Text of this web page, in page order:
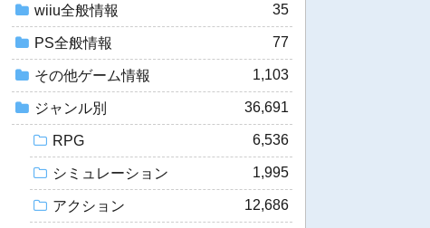
wiiu全般情報 35
PS全般情報 77
その他ゲーム情報 1,103
ジャンル別 36,691
RPG 6,536
シミュレーション 1,995
アクション 12,686